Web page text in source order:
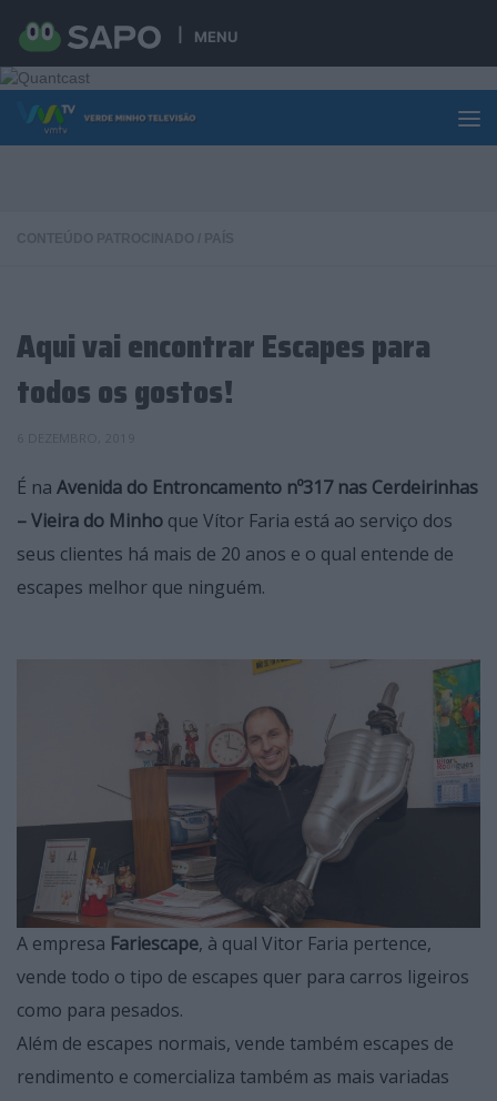
MENU
Skip to content
Aqui vai encontrar Escapes para
todos os gostos!
É na Avenida do Entroncamento nº317 nas Cerdeirinhas
– Vieira do Minho que Vítor Faria está ao serviço dos
seus clientes há mais de 20 anos e o qual entende de
escapes melhor que ninguém.
A empresa Fariescape, à qual Vitor Faria pertence,
vende todo o tipo de escapes quer para carros ligeiros
como para pesados.
Além de escapes normais, vende também escapes de
rendimento e comercializa também as mais variadas